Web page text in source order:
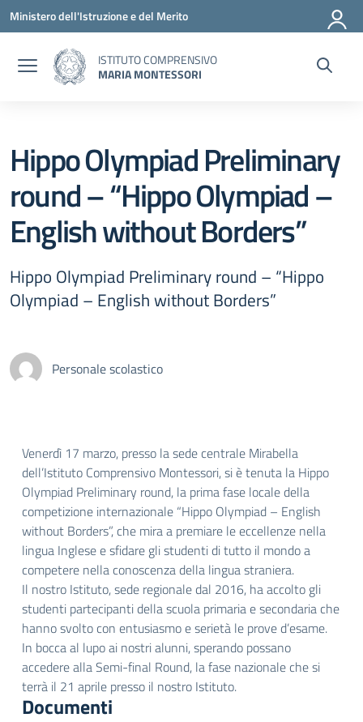
Vai ai contenuti
Vai al menu di navigazione
Vai al footer
Ministero dell'Istruzione e del Merito
ISTITUTO COMPRENSIVO
MARIA MONTESSORI
Hippo Olympiad Preliminary
round – “Hippo Olympiad –
English without Borders”
Hippo Olympiad Preliminary round – “Hippo
Olympiad – English without Borders”
Personale scolastico
Venerdì 17 marzo, presso la sede centrale Mirabella
dell’Istituto Comprensivo Montessori, si è tenuta la Hippo
Olympiad Preliminary round, la prima fase locale della
competizione internazionale “Hippo Olympiad – English
without Borders”, che mira a premiare le eccellenze nella
lingua Inglese e sfidare gli studenti di tutto il mondo a
competere nella conoscenza della lingua straniera.
Il nostro Istituto, sede regionale dal 2016, ha accolto gli
studenti partecipanti della scuola primaria e secondaria che
hanno svolto con entusiasmo e serietà le prove d’esame.
In bocca al lupo ai nostri alunni, sperando possano
accedere alla Semi-final Round, la fase nazionale che si
terrà il 21 aprile presso il nostro Istituto.
Documenti